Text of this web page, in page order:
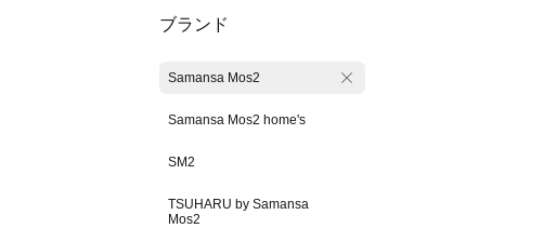
ブランド
Samansa Mos2
Samansa Mos2 home's
SM2
TSUHARU by Samansa
Mos2